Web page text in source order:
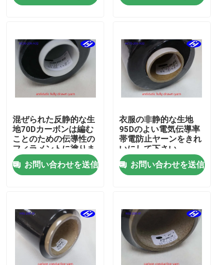
ビデオ
企業情報
品質管理
お問い合わせ
見積依頼
カーボンアラミドの生地
混ぜられた反静的な生
地70Dカーボンは編む
ことのための伝導性の
フィラメントに塗りま
した
お問い合わせを送信
衣服の非静的な生地
95Dのよい電気伝導率
帯電防止ヤーンをきれ
いにして下さい
お問い合わせを送信